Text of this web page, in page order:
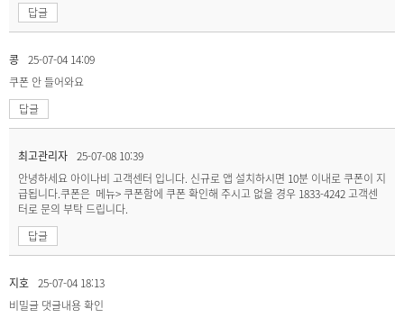
답글
콩 25-07-04 14:09
쿠폰 안 들어와요
답글
최고관리자 25-07-08 10:39
안녕하세요 아이나비 고객센터 입니다. 신규로 앱 설치하시면 10분 이내로 쿠폰이 지
급됩니다.쿠폰은 메뉴> 쿠폰함에 쿠폰 확인해 주시고 없을 경우 1833-4242 고객센
터로 문의 부탁 드립니다.
답글
지호 25-07-04 18:13
비밀글 댓글내용 확인